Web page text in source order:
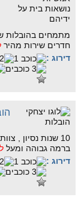
חדרים שירות מהיר
דירוג :
ברמה גבוהה ומעל
דירוג :